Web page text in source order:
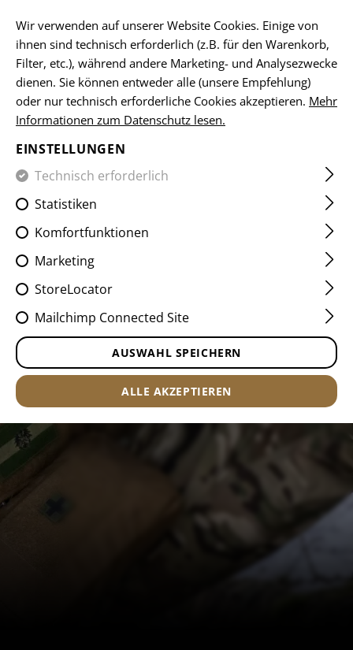
BATTLE DRESS
OPERATOR SERIE
RAIDER ATS. Egal für welchen Einsatz du sie
brauchst, wir haben deine Größe, Farbe und
Tarnmuster.
MEHR ERFAHREN
Wir verwenden auf unserer Website Cookies. Einige von
ihnen sind technisch erforderlich (z.B. für den Warenkorb,
Filter, etc.), während andere Marketing- und Analysezwecke
dienen. Sie können entweder alle (unsere Empfehlung)
oder nur technisch erforderliche Cookies akzeptieren. Mehr
Informationen zum Datenschutz lesen.
EINSTELLUNGEN
Technisch erforderlich
Statistiken
Komfortfunktionen
Marketing
StoreLocator
Mailchimp Connected Site
AUSWAHL SPEICHERN
ALLE AKZEPTIEREN